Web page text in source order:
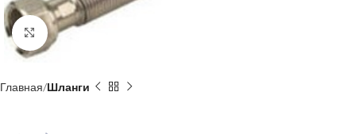
Нажмите, чтобы увеличить
Главная Шланги